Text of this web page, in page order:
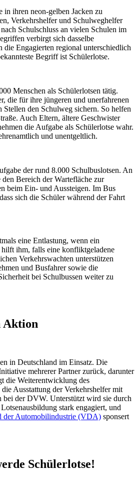
in ihren neon-gelben Jacken zu
Verkehrshelfer und Schulweghelfer
Schulschluss an vielen Schulen im
verbirgt sich dasselbe
die Engagierten regional unterschiedlich
Begriff ist Schülerlotse.
Menschen als Schülerlotsen tätig.
die für ihre jüngeren und unerfahrenen
den Schulweg sichern. So helfen
Auch Eltern, ältere Geschwister
die Aufgabe als Schülerlotse wahr.
und unentgeltlich.
der rund 8.000 Schulbuslotsen. An
Bereich der Wartefläche zur
beim Ein- und Aussteigen. Im Bus
sich die Schüler während der Fahrt
eine Entlastung, wenn ein
ihm, falls eine konfliktgeladene
Verkehrswachten unterstützen
und Busfahrer sowie die
bei Schulbussen weiter zu
Aktion
in Deutschland im Einsatz. Die
mehrerer Partner zurück, darunter
die Weiterentwicklung des
Ausstattung der Verkehrshelfer mit
bei der DVW. Unterstützt wird sie durch
stark engagiert, und
der Automobilindustrie (VDA) sponsert
Schülerlotse!